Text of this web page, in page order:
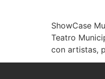
ShowCase
Teatro
con artistas,